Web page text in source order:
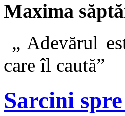
Maxima
„ Adevărul
care îl
Sarcini